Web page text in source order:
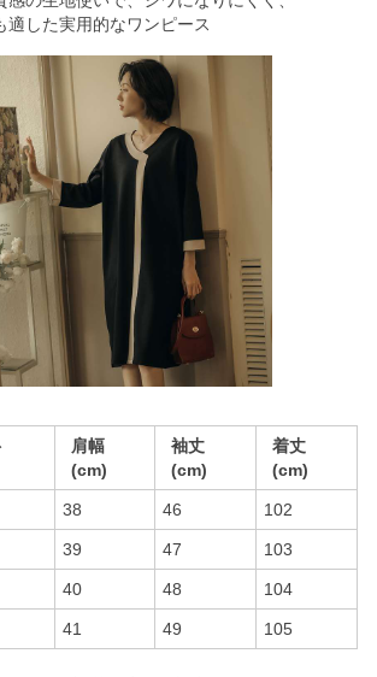
適した実用的なワンピース
肩幅
(cm)
袖丈
(cm)
着丈
(cm)
38 46 102
39 47 103
40 48 104
41 49 105